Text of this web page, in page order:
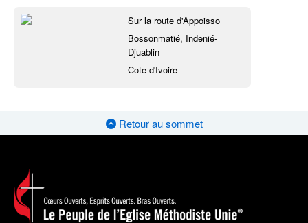
Sur la route d'Appoisso
Bossonmatié, Indenié-
Djuablin
Cote d'Ivoire
Retour au sommet